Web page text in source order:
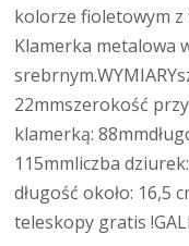
kolorze fioletowym z
Klamerka metalowa
22mmszerokość
klamerką:
115mmliczba
długość około: 16,5
teleskopy gratis